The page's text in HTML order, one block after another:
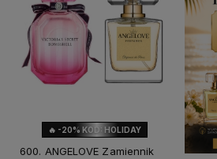
🔥 -20% KOD: HOLIDAY
600. ANGELOVE Zamiennik